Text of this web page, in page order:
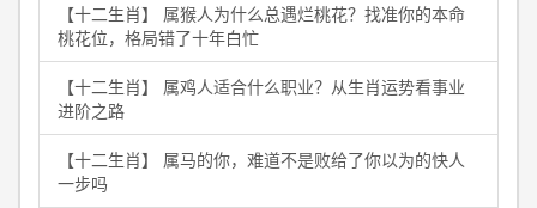
【十二生肖】 属猴人为什么总遇烂桃花？找准你的本命
桃花位，格局错了十年白忙
【十二生肖】 属鸡人适合什么职业？从生肖运势看事业
进阶之路
【十二生肖】 属马的你，难道不是败给了你以为的快人
一步吗